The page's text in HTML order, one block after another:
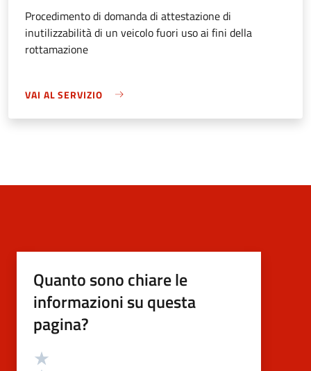
Procedimento di domanda di attestazione di
inutilizzabilità di un veicolo fuori uso ai fini della
rottamazione
VAI AL SERVIZIO
Quanto sono chiare le
informazioni su questa
pagina?
Valutazione